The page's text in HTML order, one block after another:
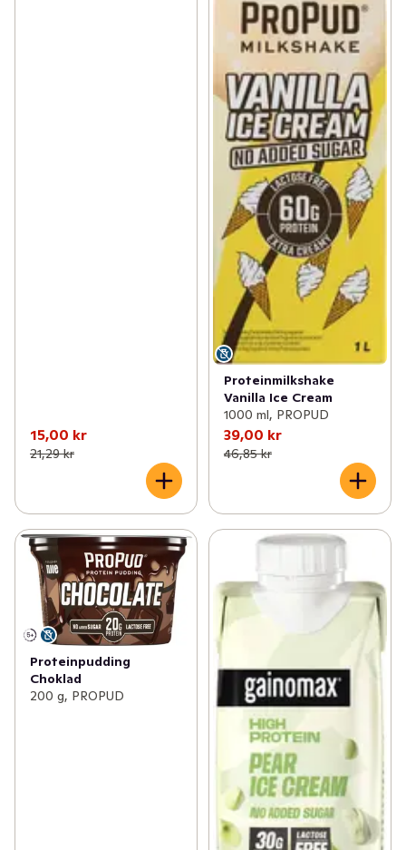
15,00 kr
21,29 kr
Proteinmilkshake
Vanilla Ice Cream
1000 ml, PROPUD
39,00 kr
46,85 kr
Proteinpudding
Choklad
200 g, PROPUD